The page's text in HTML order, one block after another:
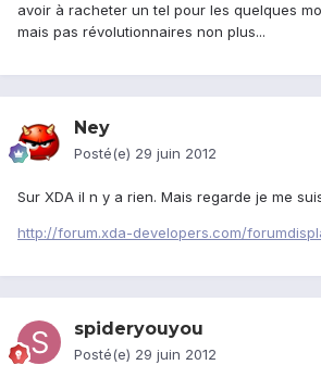
avoir à racheter un tel pour les quelques
mais pas révolutionnaires non plus...
Ney
Posté(e) 29 juin 2012
Sur XDA il n y a rien. Mais regarde je me
http://forum.xda-developers.com/
spideryouyou
Posté(e) 29 juin 2012